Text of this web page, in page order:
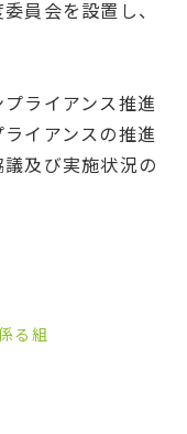
員会を設置し、
ライアンス推進
イアンスの推進
及び実施状況の
る組